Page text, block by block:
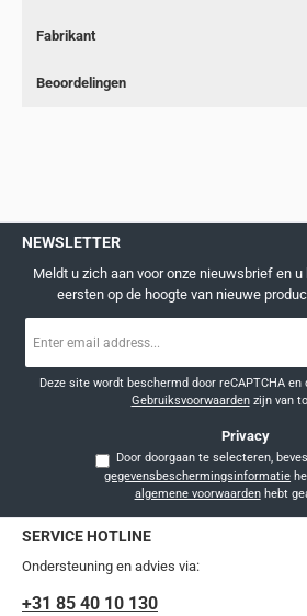
Fabrikant
Beoordelingen
NEWSLETTER
Meldt u zich aan voor onze nieuwsbrief en
eersten op de hoogte van nieuwe
mailadres
Deze site wordt beschermd door reCAPTCHA en
Gebruiksvoorwaardenzijn van
Privacy
gegevensbeschermingsinformatie
algemene voorwaardenhebt
SERVICE HOTLINE
Ondersteuning en advies via:
+31 85 40 10 130